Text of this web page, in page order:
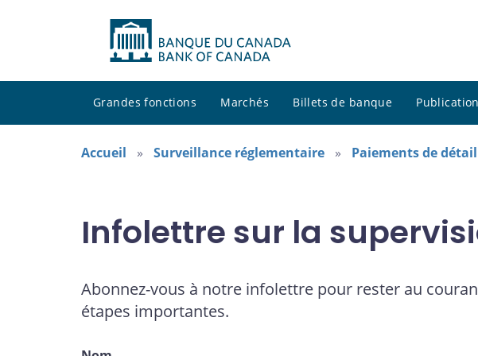
Grandes fonctions Marchés Billets de banque
Accueil Surveillance réglementaire Paiements de détail
Infolettre sur la
Abonnez-vous à notre infolettre pour rester au
étapes importantes.